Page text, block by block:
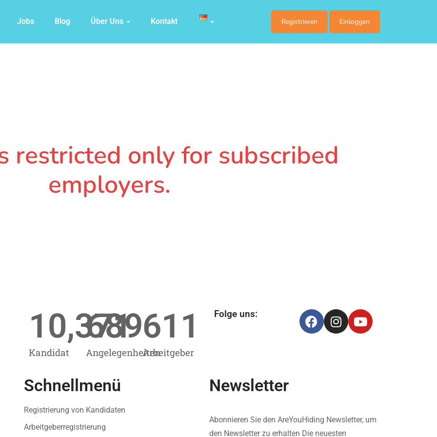
Jobs Blog Über Uns Kontakt Registrieren Einloggen
restricted only for subscribed
employers.
10,371
Kandidat
689
Angelegenheiten
611
Arbeitgeber
Folge uns:
Schnellmenü
Registrierung von Kandidaten
Arbeitgeberregistrierung
Newsletter
Abonnieren Sie den AreYouHiding Newsletter, um
den Newsletter zu erhalten Die neuesten